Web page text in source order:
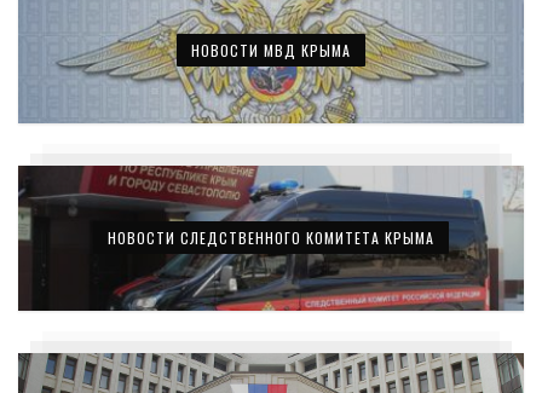
НОВОСТИ МВД КРЫМА
НОВОСТИ СЛЕДСТВЕННОГО КОМИТЕТА КРЫМА